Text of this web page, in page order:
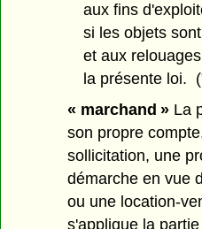
aux fins
si les objets
et aux
la présente loi.
« marchand » La
son propre
sollicitation, une
démarche en vue
ou une location-
s'applique la